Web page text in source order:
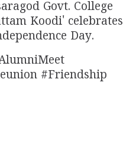
Govt. College
Koodi' celebrates
Day.
#Friendship